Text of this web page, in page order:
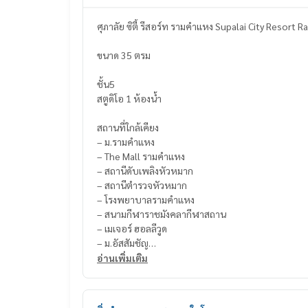
ศุภาลัย ซิตี้ รีสอร์ท รามคำแหง Supalai City Resort
ขนาด 35 ตรม
ชั้น5
สตูดิโอ 1 ห้องน้ำ
สถานที่ใกล้เคียง
– ม.รามคำแหง
– The Mall รามคำแหง
– สถานีดับเพลิงหัวหมาก
– สถานีตำรวจหัวหมาก
– โรงพยาบาลรามคำแหง
– สนามกีฬาราชมังคลากีฬาสถาน
– เมเจอร์ ฮอลลีวูด
– ม.อัสสัมชัญ
อ่านเพิ่มเติม